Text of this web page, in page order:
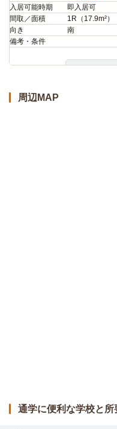
入居可能時期
即入居可
間取／面積
1R（17.9m²）
向き
南
備考・条件
周辺MAP
通学に便利な学校と所